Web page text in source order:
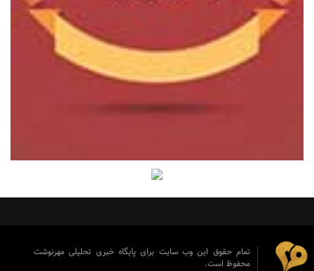
تمام حقوق این وب سایت برای پایگاه خبری تحلیلی مهرنوشت
محفوظ است.